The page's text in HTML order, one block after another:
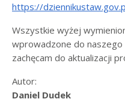
https://
Wszystkie wyżej
wprowadzone do
zachęcam do aktualizacji
Autor:
Daniel Dudek